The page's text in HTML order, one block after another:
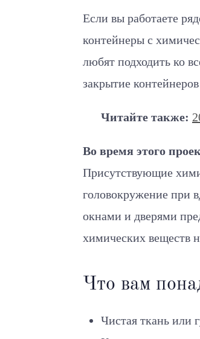
Если вы работаете
контейнеры с
любят подходить ко
закрытие
Читайте также:
Во время этого
Присутствующие
головокружение при
окнами и дверями
химических веществ
Что вам
Чистая ткань или